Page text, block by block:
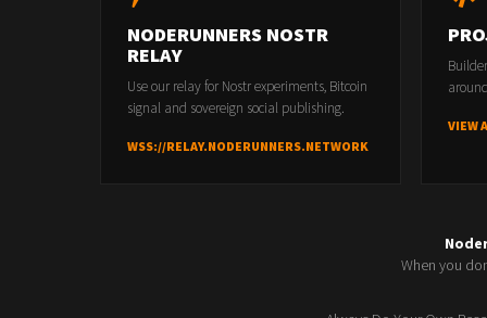
NODERUNNERS NOSTR
RELAY
Use our relay for Nostr experiments, Bitcoin
signal and sovereign social publishing.
WSS://RELAY.NODERUNNERS.NETWORK
VIEW
When you